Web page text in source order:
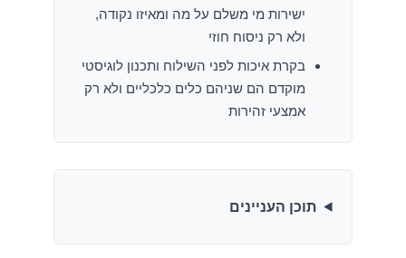
ישירות מי משלם על מה ומאיזו נקודה,
ולא רק ניסוח חוזי
בקרת איכות לפני השילוח ותכנון לוגיסטי
מוקדם הם שניהם כלים כלכליים ולא רק
אמצעי זהירות
תוכן העניינים